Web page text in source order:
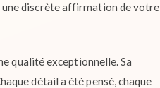
une discrète affirmation de votre
qualité exceptionnelle. Sa
détail a été pensé, chaque